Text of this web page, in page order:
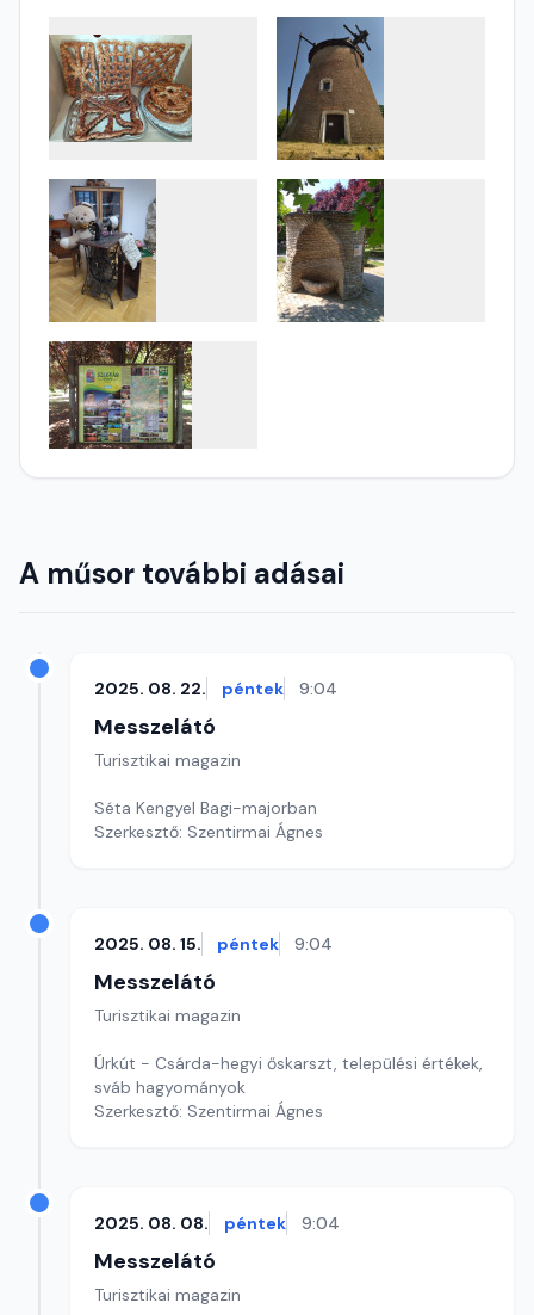
A műsor további adásai
2025. 08. 22. péntek 9:04
Messzelátó
Turisztikai magazin
Séta Kengyel Bagi-majorban
Szerkesztő: Szentirmai Ágnes
2025. 08. 15. péntek 9:04
Messzelátó
Turisztikai magazin
Úrkút - Csárda-hegyi őskarszt, települési értékek,
sváb hagyományok
Szerkesztő: Szentirmai Ágnes
2025. 08. 08. péntek 9:04
Messzelátó
Turisztikai magazin